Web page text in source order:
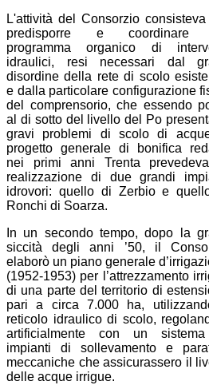
L'attività del Consorzio consisteva
predisporre e coordinare
programma organico di
idraulici, resi necessari dal
disordine della rete di scolo
e dalla particolare configurazione
del comprensorio, che essendo
al di sotto del livello del Po
gravi problemi di scolo di
progetto generale di bonifica
nei primi anni Trenta
realizzazione di due grandi
idrovori: quello di Zerbio e
Ronchi di Soarza.
In un secondo tempo, dopo la
siccità degli anni ’50, il
elaborò un piano generale
(1952-1953) per l’attrezzamento
di una parte del territorio di
pari a circa 7.000 ha,
reticolo idraulico di scolo,
artificialmente con un
impianti di sollevamento e
meccaniche che assicurassero il
delle acque irrigue.